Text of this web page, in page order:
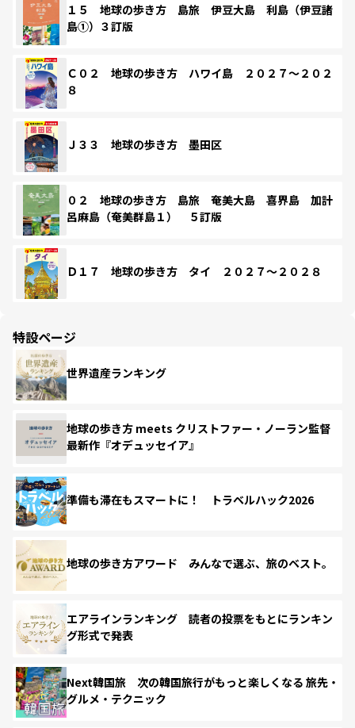
１５ 地球の歩き方 島旅 伊豆大島 利島（伊豆諸
島①）３訂版
Ｃ０２ 地球の歩き方 ハワイ島 ２０２７～２０２
８
Ｊ３３ 地球の歩き方 墨田区
０２ 地球の歩き方 島旅 奄美大島 喜界島 加計
呂麻島（奄美群島１） ５訂版
Ｄ１７ 地球の歩き方 タイ ２０２７～２０２８
特設ページ
世界遺産ランキング
地球の歩き方 meets クリストファー・ノーラン監督
最新作『オデュッセイア』
準備も滞在もスマートに！ トラベルハック2026
地球の歩き方アワード みんなで選ぶ、旅のベスト。
エアラインランキング 読者の投票をもとにランキン
グ形式で発表
Next韓国旅 次の韓国旅行がもっと楽しくなる 旅先・
グルメ・テクニック